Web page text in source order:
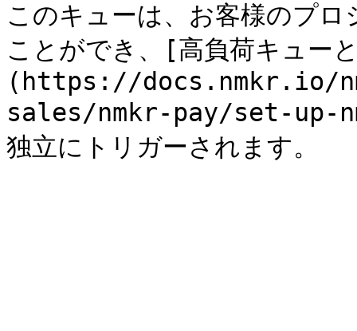
このキューは、お客様のプ
ことができ、[高負荷キュー
(https://docs.nmkr.io/
sales/nmkr-pay/set-up-